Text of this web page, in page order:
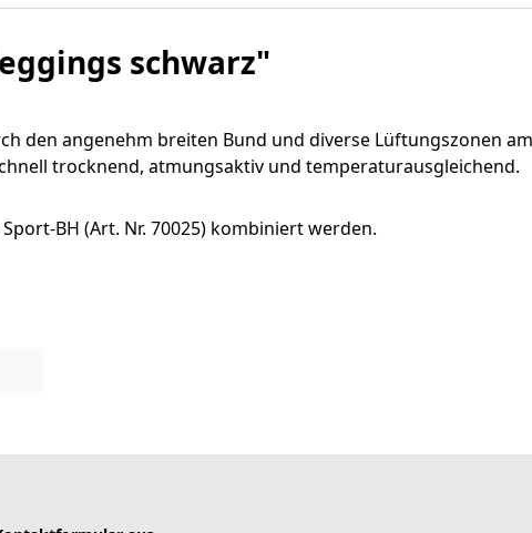
schwarz"
den angenehm breiten Bund und diverse Lüftungszonen
trocknend, atmungsaktiv und temperaturausgleichend.
BH (Art. Nr. 70025) kombiniert werden.